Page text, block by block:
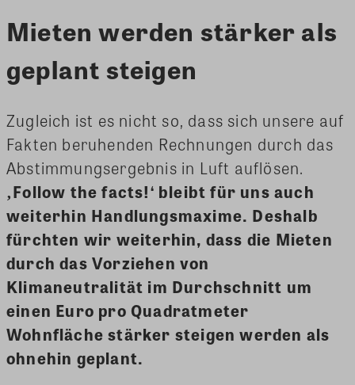
Mieten werden stärker als
geplant steigen
Zugleich ist es nicht so, dass sich unsere auf
Fakten beruhenden Rechnungen durch das
Abstimmungsergebnis in Luft auflösen.
‚Follow the facts!‘ bleibt für uns auch
weiterhin Handlungsmaxime. Deshalb
fürchten wir weiterhin, dass die Mieten
durch das Vorziehen von
Klimaneutralität im Durchschnitt um
einen Euro pro Quadratmeter
Wohnfläche stärker steigen werden als
ohnehin geplant.